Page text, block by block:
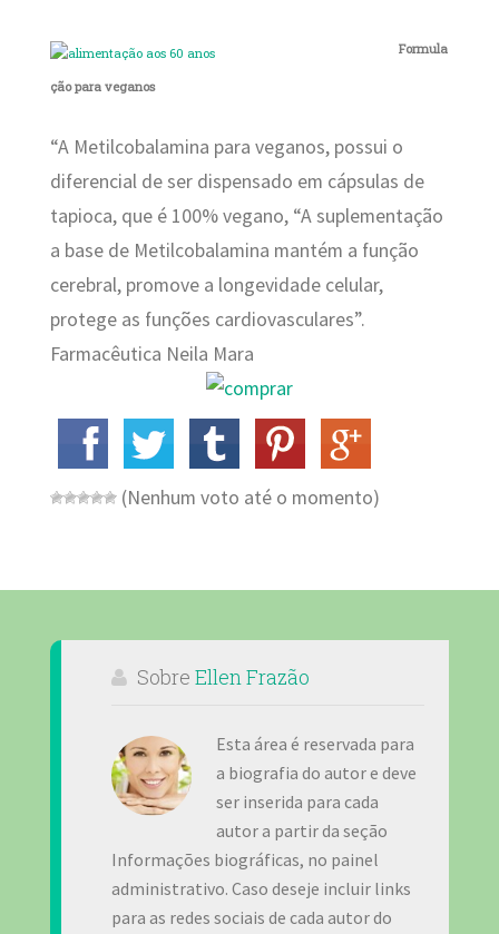
Formula
ção para veganos
“A Metilcobalamina para veganos, possui o
diferencial de ser dispensado em cápsulas de
tapioca, que é 100% vegano, “A suplementação
a base de Metilcobalamina mantém a função
cerebral, promove a longevidade celular,
protege as funções cardiovasculares”.
Farmacêutica Neila Mara
(Nenhum voto até o momento)
Sobre Ellen Frazão
Esta área é reservada para
a biografia do autor e deve
ser inserida para cada
autor a partir da seção
Informações biográficas, no painel
administrativo. Caso deseje incluir links
para as redes sociais de cada autor do